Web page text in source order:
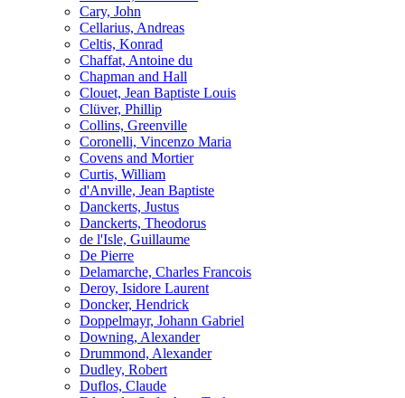
Cary, John
Cellarius, Andreas
Celtis, Konrad
Chaffat, Antoine du
Chapman and Hall
Clouet, Jean Baptiste Louis
Clüver, Phillip
Collins, Greenville
Coronelli, Vincenzo Maria
Covens and Mortier
Curtis, William
d'Anville, Jean Baptiste
Danckerts, Justus
Danckerts, Theodorus
de l'Isle, Guillaume
De Pierre
Delamarche, Charles Francois
Deroy, Isidore Laurent
Doncker, Hendrick
Doppelmayr, Johann Gabriel
Downing, Alexander
Drummond, Alexander
Dudley, Robert
Duflos, Claude